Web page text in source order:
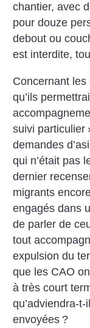
chantier, avec
pour douze
debout ou
est interdite,
Concernant
qu’ils
suivi particulier
demandes
qui n’était pas
dernier
migrants
engagés dans
de parler de
tout
expulsion du
que les CAO
à très court
qu’adviendra-
envoyées ?